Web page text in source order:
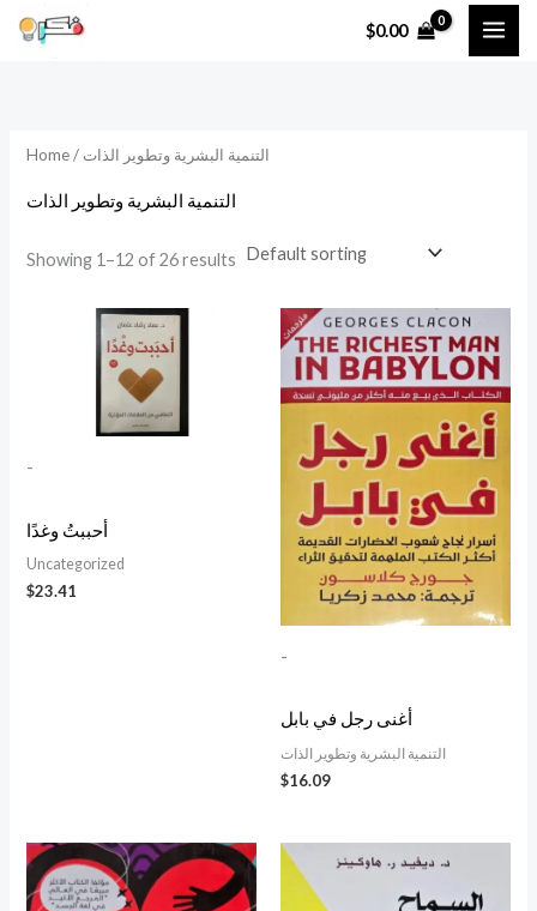
Skip
$0.00
Home / التنمية البشرية وتطوير الذات
التنمية البشرية وتطوير الذات
Showing 1–12 of 26 results
-
أحببتُ وغدًا
Uncategorized
$23.41
-
أغنى رجل في بابل
التنمية البشرية وتطوير الذات
$16.09